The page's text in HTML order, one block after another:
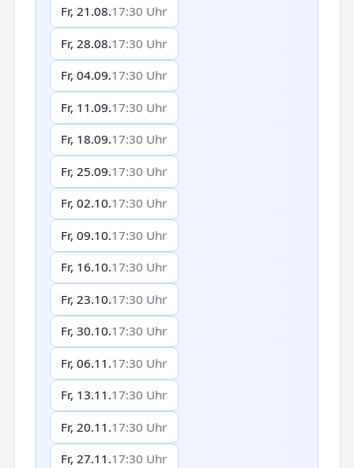
Fr, 21.08.17:30 Uhr
Fr, 28.08.17:30 Uhr
Fr, 04.09.17:30 Uhr
Fr, 11.09.17:30 Uhr
Fr, 18.09.17:30 Uhr
Fr, 25.09.17:30 Uhr
Fr, 02.10.17:30 Uhr
Fr, 09.10.17:30 Uhr
Fr, 16.10.17:30 Uhr
Fr, 23.10.17:30 Uhr
Fr, 30.10.17:30 Uhr
Fr, 06.11.17:30 Uhr
Fr, 13.11.17:30 Uhr
Fr, 20.11.17:30 Uhr
Fr, 27.11.17:30 Uhr